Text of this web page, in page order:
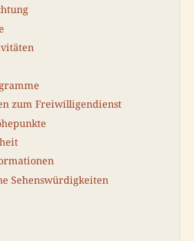
zum Freiwilligendienst
Sehenswürdigkeiten